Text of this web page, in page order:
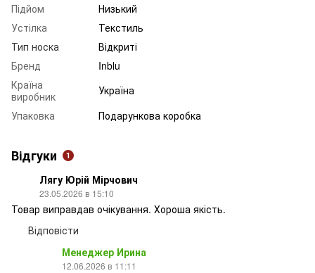
Підйом
Низький
Устілка
Текстиль
Тип носка
Відкриті
Бренд
Inblu
Країна
виробник
Україна
Упаковка
Подарункова коробка
Відгуки 1
Лягу Юрій Мірчович
23.05.2026 в 15:10
Товар виправдав очікування. Хороша якість.
Відповісти
Менеджер Ирина
12.06.2026 в 11:11